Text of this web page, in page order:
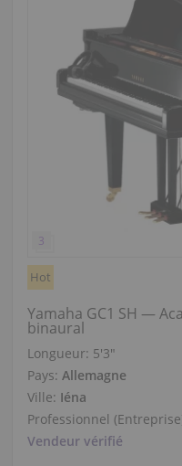
Hot
Yamaha GC1 SH —
binaural
Longueur: 5′3″
Pays: Allemagne
Ville: Iéna
Professionnel
Vendeur vérifié